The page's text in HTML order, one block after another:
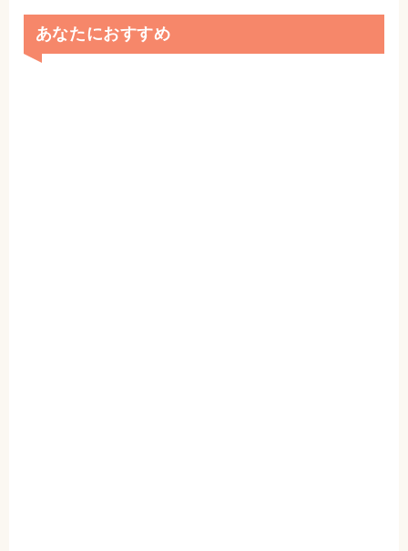
あなたにおすすめ